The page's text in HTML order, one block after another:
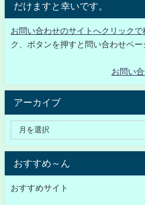
だけますと幸いです。
お問い合わせのサイトへクリックで
ク、ボタンを押すと問い合わせペー
お問い
アーカイブ
おすすめ～ん
おすすめサイト